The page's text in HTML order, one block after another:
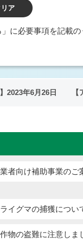
に必要事項を記載
2023年6月26日
者向け補助事業のご
イグマの捕獲につい
物の盗難に注意しま